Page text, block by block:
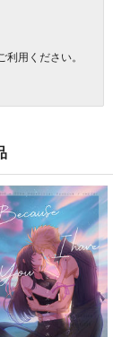
用ください。